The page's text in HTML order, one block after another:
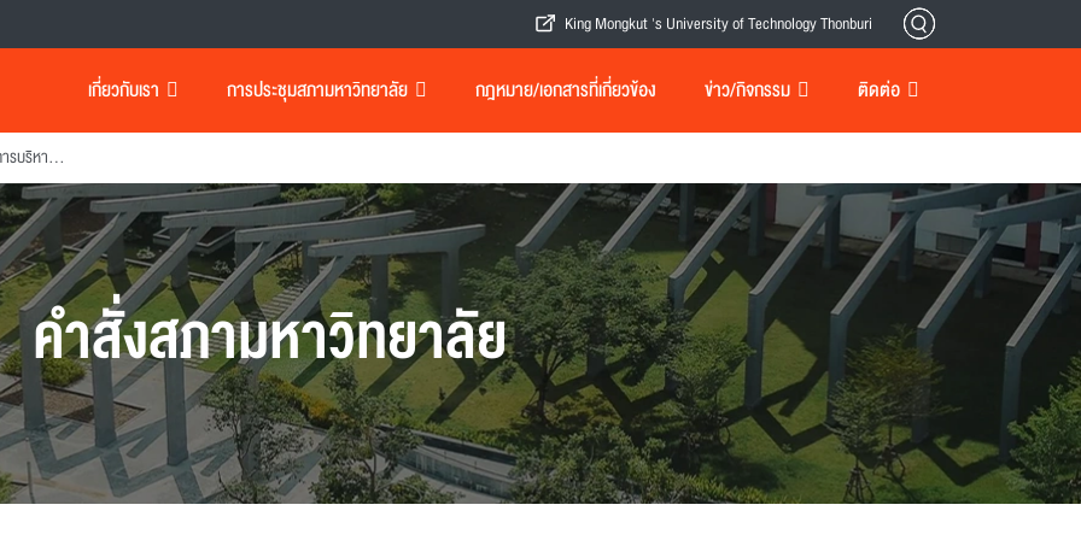
King Mongkut 's University of Technology Thonburi
เกี่ยวกับเรา การประชุมสภามหาวิทยาลัย กฎหมาย/เอกสารที่เกี่ยวข้อง ข่าว/กิจกรรม ติดต่อ
แต่งตั้งกรรมการในคณะกรรมการบริหารความเสี่ยงมหาวิทยาลัย
คำสั่งสภามหาวิทยาลัย